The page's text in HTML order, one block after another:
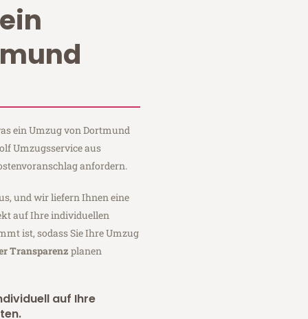
ein Umzug von Dortmund
Umzugsservice aus
anfordern.
und wir liefern Ihnen eine
auf Ihre individuellen
ist, sodass Sie Ihre Umzug
Transparenz planen
auf Ihre